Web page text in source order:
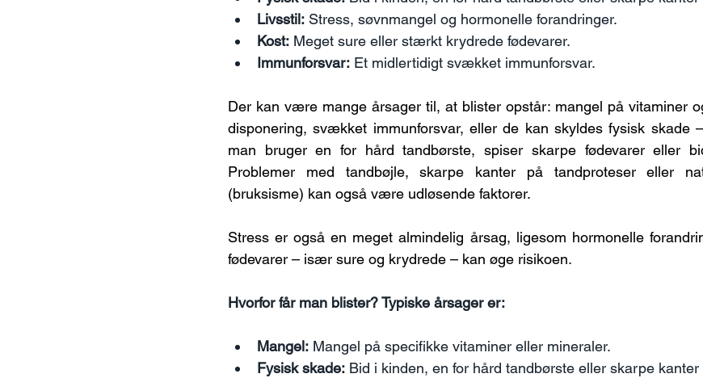
Livsstil: Stress, søvnmangel og hormonelle forandringer.
Kost: Meget sure eller stærkt krydrede fødevarer.
Immunforsvar: Et midlertidigt svækket immunforsvar.
Der kan være mange årsager til, at blister opstår: mangel på vitaminer
disponering, svækket immunforsvar, eller de kan skyldes fysisk skade
man bruger en for hård tandbørste, spiser skarpe fødevarer eller
Problemer med tandbøjle, skarpe kanter på tandproteser eller
(bruksisme) kan også være udløsende faktorer.
Stress er også en meget almindelig årsag, ligesom hormonelle
fødevarer – især sure og krydrede – kan øge risikoen.
Hvorfor får man blister? Typiske årsager er:
Mangel: Mangel på specifikke vitaminer eller mineraler.
Fysisk skade: Bid i kinden, en for hård tandbørste eller skarpe